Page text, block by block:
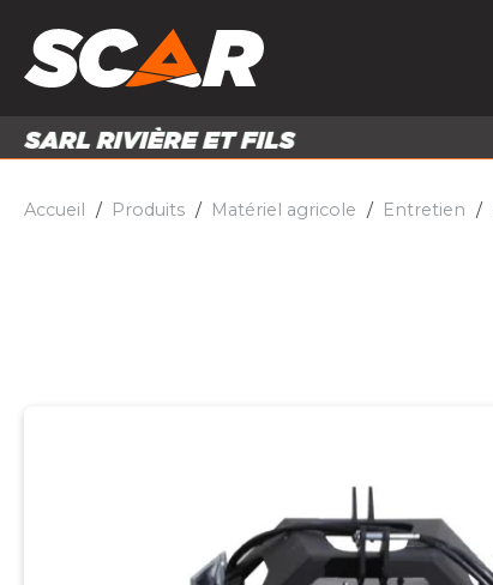
PIÈCES ET ACCESSOIRES
Accueil Produits Matériel agricole Entretien